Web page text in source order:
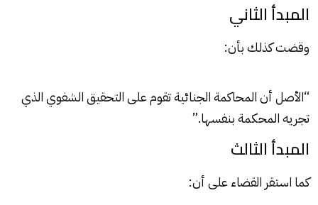
المبدأ الثاني
وقضت كذلك بأن:
“الأصل أن المحاكمة الجنائية تقوم على التحقيق الشفوي الذي
تجريه المحكمة بنفسها.”
المبدأ الثالث
كما استقر القضاء على أن: